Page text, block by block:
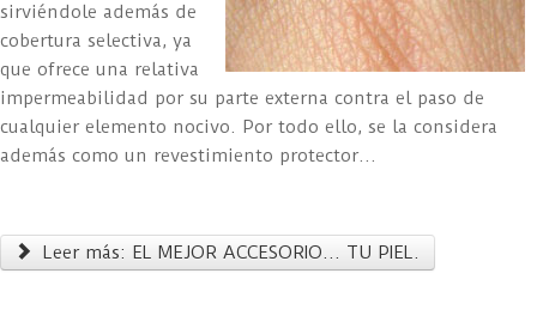
sirviéndole además de
cobertura selectiva, ya
que ofrece una relativa
impermeabilidad por su parte externa contra el paso de
cualquier elemento nocivo. Por todo ello, se la considera
además como un revestimiento protector...
Leer más: EL MEJOR ACCESORIO... TU PIEL.